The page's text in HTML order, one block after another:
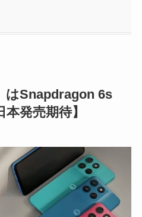
はSnapdragon 6s
発売期待】